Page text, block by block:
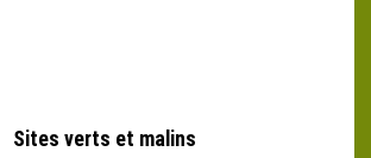
Sites verts et malins